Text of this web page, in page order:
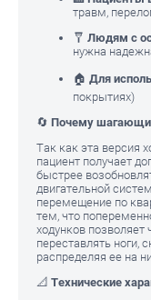
травм,
🩼 Людям с
нужна
🏠 Для
покрытиях)
🔄 Почему
Так как эта версия
пациент получает
быстрее
двигательной
перемещение по
тем, что
ходунков
переставлять ноги,
распределяя ее на
📐 Технические